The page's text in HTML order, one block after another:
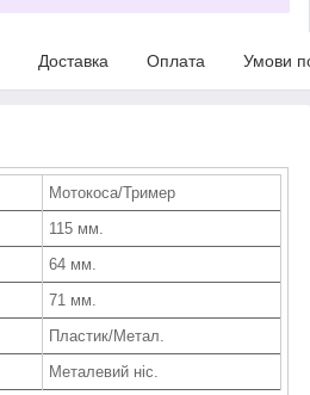
Доставка Оплата Умови
Мотокоса/Тример
115 мм.
64 мм.
71 мм.
Пластик/Метал.
Металевий ніс.